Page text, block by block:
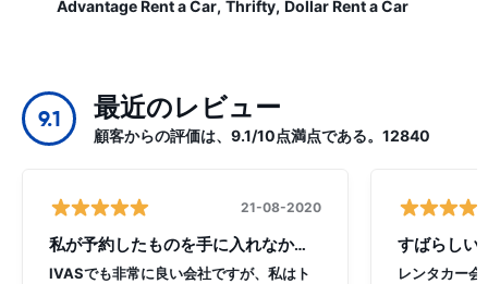
Advantage Rent a Car Thrifty Dollar Rent a Car
9.1 最近のレビュー
顧客からの評価は、9.1/10点満点である。12840
21-08-2020
私が予約したものを手に入れなかった
IVASでも非常に良い会社ですが、私はト
すばらしい
レンタカー